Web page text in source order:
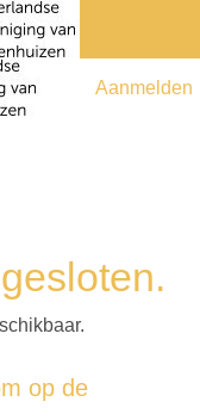
Aanmelden
op de